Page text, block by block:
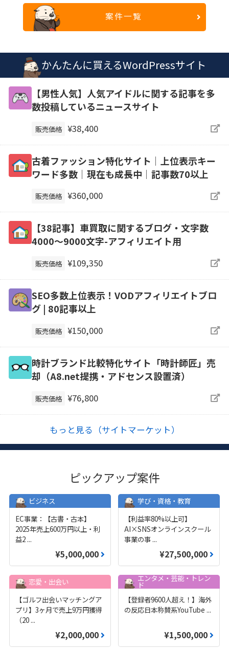
案件一覧
かんたんに買えるWordPressサイト
【男性人気】人気アイドルに関する記事を多
数投稿しているニュースサイト
販売価格 ¥38,400
古着ファッション特化サイト│上位表示キー
ワード多数│現在も成長中│記事数70以上
販売価格 ¥360,000
【38記事】車買取に関するブログ・文字数
4000～9000文字-アフィリエイト用
販売価格 ¥109,350
SEO多数上位表示！VODアフィリエイトブロ
グ | 80記事以上
販売価格 ¥150,000
時計ブランド比較特化サイト「時計師匠」売
却（A8.net提携・アドセンス設置済）
販売価格 ¥76,800
もっと見る（サイトマーケット）
ピックアップ案件
ビジネス
EC事業：【古書・古本】
2025年売上600万円以上・利
益2 ...
¥5,000,000
学び・資格・教育
【利益率80%以上可】
AI×SNSオンラインスクール
事業の事 ...
¥27,500,000
恋愛・出会い
【ゴルフ出会いマッチングア
プリ】3ヶ月で売上9万円獲得
（20 ...
¥2,000,000
エンタメ・芸能・トレン
ド
【登録者9600人超え！】海外
の反応日本称賛系YouTube ...
¥1,500,000